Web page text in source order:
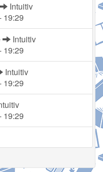
Intuitiv
19:29
Intuitiv
19:29
Intuitiv
19:29
19:29